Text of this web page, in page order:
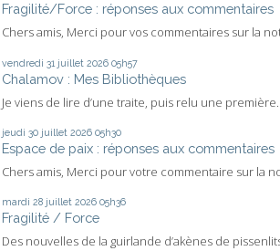
Fragilité/Force : réponses aux commentaires
Chers amis, Merci pour vos commentaires sur la
vendredi 31 juillet 2026 05h57
Chalamov : Mes Bibliothèques
Je viens de lire d’une traite, puis relu une
jeudi 30 juillet 2026 05h30
Espace de paix : réponses aux commentaires
Chers amis, Merci pour votre commentaire sur la
mardi 28 juillet 2026 05h36
Fragilité / Force
Des nouvelles de la guirlande d’akènes de